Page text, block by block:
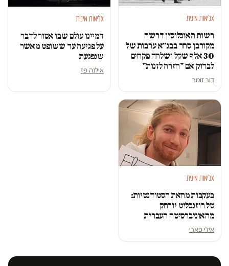
אלימות מינית
רשות האוכלוסין דרשה
מקורבן סחר בבנ״א ערבות של
30 אלף שקל ושלחה פקחים
לבדוק אם "חזרה לזנות"
דור זומר
אלימות מינית
דמיינו עולם שבו אסור לדבר
על פגיעה עד ששופט מאשר
שנפגעת
אילנה פז
אלימות מינית
בעקבות מחאת הסטודנטיות:
טל רוזנבליט יורחק
מהאוניברסיטה העברית
אילי פארי